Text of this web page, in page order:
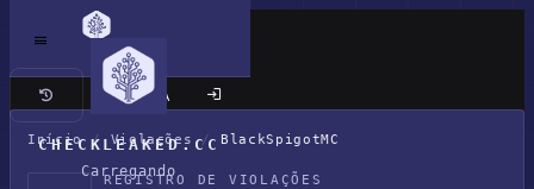
CHECKLEAKED.CC
Carregando
Site clássico
Início / Violações / BlackSpigotMC
REGISTRO DE VIOLAÇÕES